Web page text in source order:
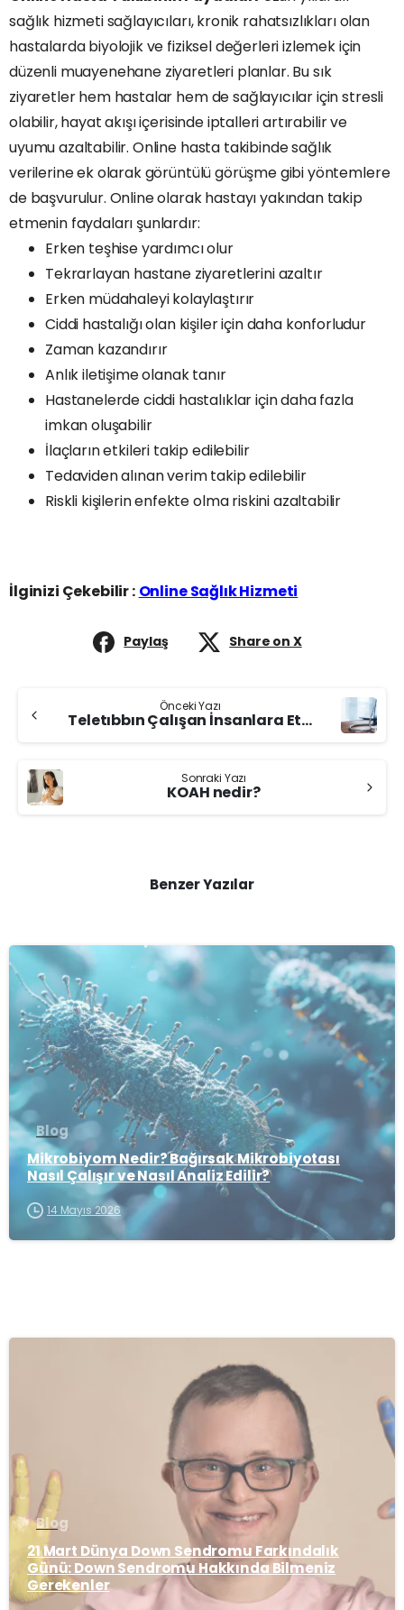
sağlık hizmeti sağlayıcıları, kronik rahatsızlıkları olan
hastalarda biyolojik ve fiziksel değerleri izlemek için
düzenli muayenehane ziyaretleri planlar. Bu sık
ziyaretler hem hastalar hem de sağlayıcılar için stresli
olabilir, hayat akışı içerisinde iptalleri artırabilir ve
uyumu azaltabilir. Online hasta takibinde sağlık
verilerine ek olarak görüntülü görüşme gibi yöntemlere
de başvurulur. Online olarak hastayı yakından takip
etmenin faydaları şunlardır:
Erken teşhise yardımcı olur
Tekrarlayan hastane ziyaretlerini azaltır
Erken müdahaleyi kolaylaştırır
Ciddi hastalığı olan kişiler için daha konforludur
Zaman kazandırır
Anlık iletişime olanak tanır
Hastanelerde ciddi hastalıklar için daha fazla
imkan oluşabilir
İlaçların etkileri takip edilebilir
Tedaviden alınan verim takip edilebilir
Riskli kişilerin enfekte olma riskini azaltabilir
İlginizi Çekebilir : Online Sağlık Hizmeti
Paylaş Share on X
Reading
Önceki Yazı
Teletıbbın Çalışan İnsanlara Etkileri Nelerdir?
Sonraki Yazı
KOAH nedir?
Benzer Yazılar
-
Blog
Mikrobiyom Nedir? Bağırsak Mikrobiyotası
Nasıl Çalışır ve Nasıl Analiz Edilir?
14 Mayıs 2026
Blog
21 Mart Dünya Down Sendromu Farkındalık
Günü: Down Sendromu Hakkında Bilmeniz
Gerekenler